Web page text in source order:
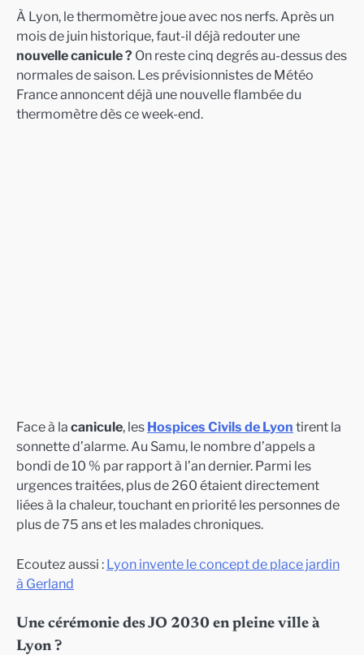
À Lyon, le thermomètre joue avec nos nerfs. Après un
mois de juin historique, faut-il déjà redouter une
nouvelle canicule ? On reste cinq degrés au-dessus des
normales de saison. Les prévisionnistes de Météo
France annoncent déjà une nouvelle flambée du
thermomètre dès ce week-end.
Face à la canicule, les Hospices Civils de Lyon tirent la
sonnette d’alarme. Au Samu, le nombre d’appels a
bondi de 10 % par rapport à l’an dernier. Parmi les
urgences traitées, plus de 260 étaient directement
liées à la chaleur, touchant en priorité les personnes de
plus de 75 ans et les malades chroniques.
Ecoutez aussi : Lyon invente le concept de place jardin
à Gerland
Une cérémonie des JO 2030 en pleine ville à
Lyon ?